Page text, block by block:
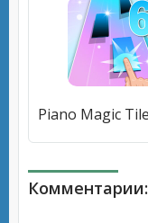
Комментарии: